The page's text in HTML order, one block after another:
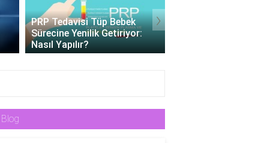
PRP Tedavisi Tüp Bebek
Sürecine Yenilik Getiriyor:
Nasıl Yapılır?
›
Blog